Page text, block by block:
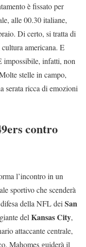
è fissato per
alle 00.30 italiane,
Di certo, si tratta di
americana. E
impossibile, infatti, non
stelle in campo,
serata ricca di emozioni
contro
l’incontro in un
sportivo che scenderà
della NFL dei San
del Kansas City,
attaccante centrale,
Mahomes guiderà il